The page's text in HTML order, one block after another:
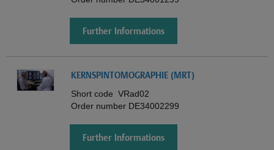
Further Informations
KERNSPINTOMOGRAPHIE (MRT)
Short code VRad02
Order number DE34002299
Further Informations